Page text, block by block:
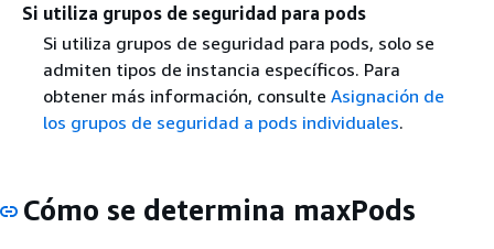
Si utiliza grupos de seguridad para pods
Si utiliza grupos de seguridad para pods, solo se
admiten tipos de instancia específicos. Para
obtener más información, consulte Asignación de
los grupos de seguridad a pods individuales.
Cómo se determina maxPods